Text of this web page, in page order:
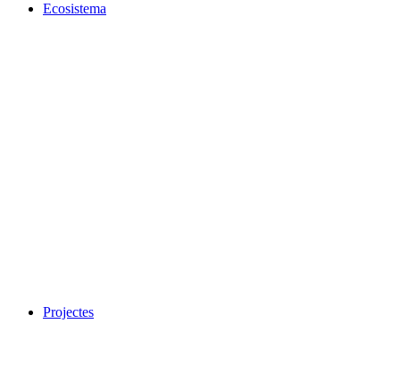
Ecosistema
Projectes